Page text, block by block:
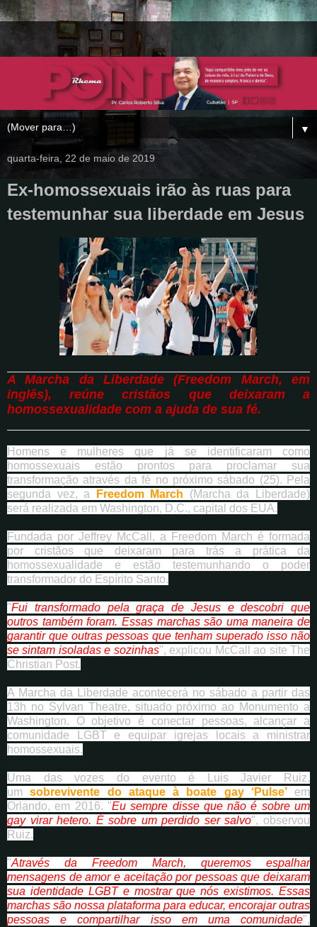
▼
quarta-feira, 22 de maio de 2019
Ex-homossexuais irão às ruas para
testemunhar sua liberdade em Jesus
A Marcha da Liberdade (Freedom March, em
inglês), reúne cristãos que deixaram a
homossexualidade com a ajuda de sua fé.
Homens e mulheres que já se identificaram como
homossexuais estão prontos para proclamar sua
transformação através da fé no próximo sábado (25). Pela
segunda vez, a
Freedom March (Marcha da Liberdade)
será realizada em Washington, D.C., capital dos EUA.
Fundada por Jeffrey McCall, a Freedom March é formada
por cristãos que deixaram para trás a prática da
homossexualidade e estão testemunhando o poder
transformador do Espírito Santo.
"Fui transformado pela graça de Jesus e descobri que
outros também foram. Essas marchas são uma maneira de
garantir que outras pessoas que tenham superado isso não
se sintam isoladas e sozinhas", explicou McCall ao site The
Christian Post.
A Marcha da Liberdade acontecerá no sábado a partir das
13h no Sylvan Theatre, situado próximo ao Monumento a
Washington. O objetivo é conectar pessoas, alcançar a
comunidade LGBT e equipar igrejas locais a ministrar
homossexuais.
Uma das vozes do evento é Luis Javier Ruiz,
umsobrevivente do ataque à boate gay ‘Pulse’em
Orlando, em 2016. "Eu sempre disse que não é sobre um
gay virar hetero. É sobre um perdido ser salvo", observou
Ruiz.
"Através da Freedom March, queremos espalhar
mensagens de amor e aceitação por pessoas que deixaram
sua identidade LGBT e mostrar que nós existimos. Essas
marchas são nossa plataforma para educar, encorajar outras
pessoas e compartilhar isso em uma comunidade",